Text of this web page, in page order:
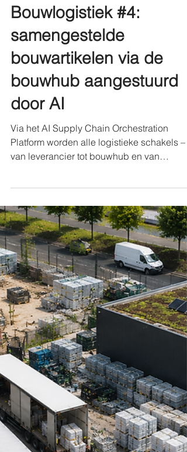
Verbeterpunten in de
Bouwlogistiek #4:
samengestelde
bouwartikelen via de
bouwhub aangestuurd
door AI
transporteur tot bouwplaats – digitaal met
elkaar verbonden. De Q-Hubs fungeren
daarbij als intelligente assemblage- en
consolidatiepunten waar materialen
gecontroleerd, gecombineerd en
omgevormd tot complete bouwkits.